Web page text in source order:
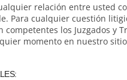
relación entre usted
Para cualquier cuestión
competentes los Juzgados
momento en nuestro